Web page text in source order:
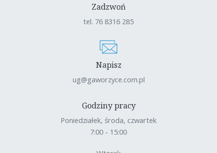
Zadzwoń
tel. 76 8316 285
Napisz
ug@gaworzyce.com.pl
Godziny pracy
Poniedziałek, środa, czwartek
7:00 - 15:00